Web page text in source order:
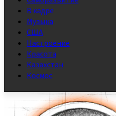
В кадре
Музыка
США
Настроение
Красота
Казахстан
Космос